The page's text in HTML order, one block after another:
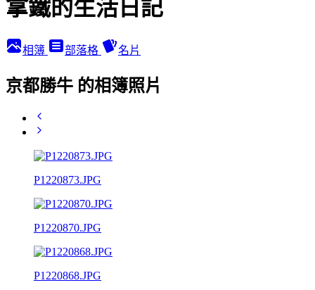
拿鐵的生活日記
相簿 部落格 名片
京都勝牛 的相簿照片
P1220873.JPG
P1220870.JPG
P1220868.JPG